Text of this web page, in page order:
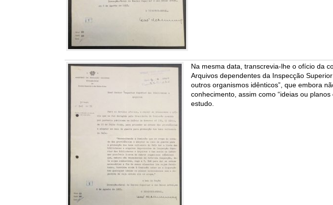
Na mesma data, transcrevia-lhe o ofício da
Arquivos dependentes da Inspecção
outros organismos idênticos”, que embora
conhecimento, assim como “ideias ou
estudo.